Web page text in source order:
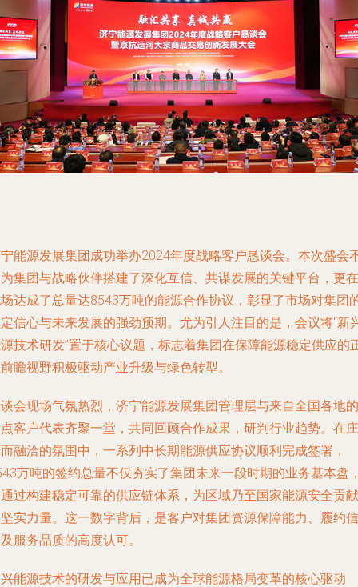
能源发展集团成功举办2024年度战略客户恳谈会。本次盛会
集团与战略伙伴搭建了深化互信、共谋发展的关键平台，更在
达成了总量达8543万吨的能源合作协议，彰显了市场对集团
信心与未来发展的强劲预期。尤为引人注目的是，会议将“新
技术研发”置于核心议题，标志着集团在保障能源稳定供应的
瞻视野积极驱动产业升级与绿色转型。
会现场气氛热烈，济宁能源发展集团管理层与来自全国各地的
客户代表齐聚一堂，共同回顾合作成果，研判行业趋势。在庄
融洽的氛围中，一系列中长期能源供应协议顺利完成签署，
万吨的签约总量不仅夯实了集团未来一段时期的业务基本盘
过构建稳定可靠的供应链体系，为区域乃至国家能源安全贡献
实力量。这一数字背后，是客户对集团资源保障能力、履约信
服务品质的高度认可。
能源技术的研发与应用已成为全球能源格局变革的核心驱动